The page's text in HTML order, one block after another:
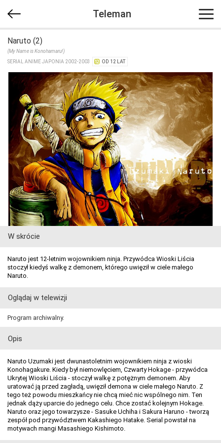
Teleman
Naruto (2)
(My Name is Konohamaru!)
SERIAL ANIME JAPONIA 2002-2003
OD 12 LAT
W skrócie
Naruto jest 12-letnim wojownikiem ninja. Przywódca Wioski Liścia
stoczył kiedyś walkę z demonem, którego uwięził w ciele małego
Naruto.
Oglądaj w telewizji
Program archiwalny.
Opis
Naruto Uzumaki jest dwunastoletnim wojownikiem ninja z wioski
Konohagakure. Kiedy był niemowlęciem, Czwarty Hokage - przywódca
Ukrytej Wioski Liścia - stoczył walkę z potężnym demonem. Aby
uratować ją przed zagładą, uwięził demona w ciele małego Naruto. Z
tego też powodu mieszkańcy nie chcą mieć nic wspólnego nim. Ten
jednak dąży uparcie do jednego celu. Chce zostać kolejnym Hokage.
Naruto oraz jego towarzysze - Sasuke Uchiha i Sakura Haruno - tworzą
zespół pod przywództwem Kakashiego Hatake. Serial powstał na
motywach mangi Masashiego Kishimoto.